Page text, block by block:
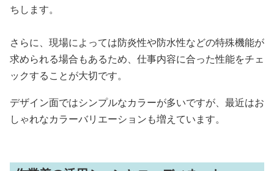
ちします。
さらに、現場によっては防炎性や防水性などの特殊機能が
求められる場合もあるため、仕事内容に合った性能をチェ
ックすることが大切です。
デザイン面ではシンプルなカラーが多いですが、最近はお
しゃれなカラーバリエーションも増えています。